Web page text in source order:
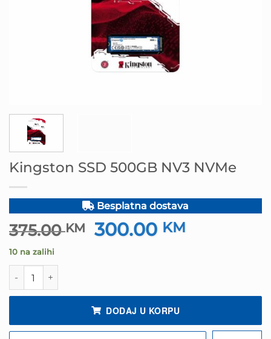
Kingston SSD 500GB NV3 NVMe
Besplatna dostava
375.00KM
Izvorna
cijena
300.00 KM
10 na zalihi
Kingston SSD 500GB NV3 NVMe količina
DODAJ U KORPU